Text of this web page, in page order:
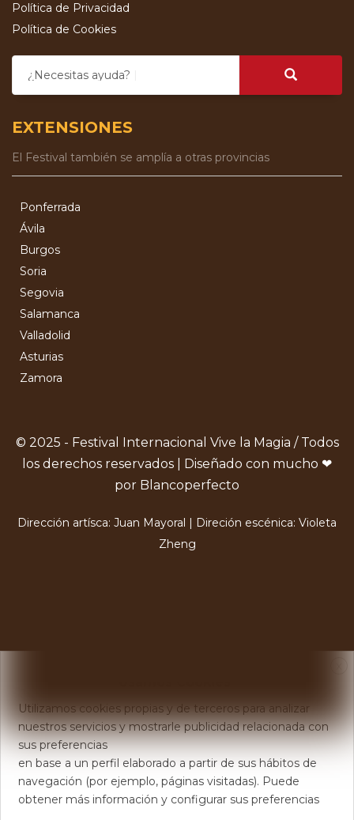
Política de Privacidad
Política de Cookies
¿Necesitas ayuda?
EXTENSIONES
El Festival también se amplía a otras provincias
Ponferrada
Ávila
Burgos
Soria
Segovia
Salamanca
Valladolid
Asturias
Zamora
© 2025 - Festival Internacional Vive la Magia / Todos
los derechos reservados | Diseñado con mucho ❤
por Blancoperfecto
Dirección artísca: Juan Mayoral | Direción escénica: Violeta
Zheng
Utilizamos cookies propias y de terceros para analizar
nuestros servicios y mostrarle publicidad relacionada con
sus preferencias
en base a un perfil elaborado a partir de sus hábitos de
navegación (por ejemplo, páginas visitadas). Puede
obtener más información y configurar sus preferencias